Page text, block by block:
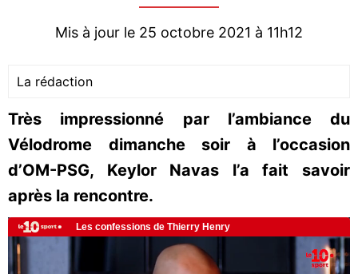
Mis à jour le 25 octobre 2021 à 11h12
La rédaction
Très impressionné par l’ambiance du
Vélodrome dimanche soir à l’occasion
d’OM-PSG, Keylor Navas l’a fait savoir
après la rencontre.